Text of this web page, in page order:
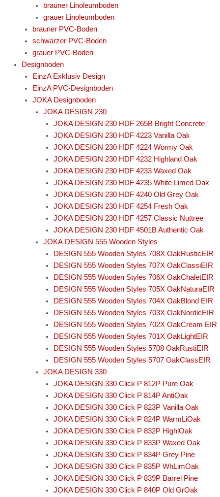
brauner Linoleumboden
grauer Linoleumboden
brauner PVC-Boden
schwarzer PVC-Boden
grauer PVC-Boden
Designboden
EinzA Exklusiv Design
EinzA PVC-Designboden
JOKA Designboden
JOKA DESIGN 230
JOKA DESIGN 230 HDF 265B Bright Concrete
JOKA DESIGN 230 HDF 4223 Vanilla Oak
JOKA DESIGN 230 HDF 4224 Wormy Oak
JOKA DESIGN 230 HDF 4232 Highland Oak
JOKA DESIGN 230 HDF 4233 Waxed Oak
JOKA DESIGN 230 HDF 4235 White Limed Oak
JOKA DESIGN 230 HDF 4240 Old Grey Oak
JOKA DESIGN 230 HDF 4254 Fresh Oak
JOKA DESIGN 230 HDF 4257 Classic Nuttree
JOKA DESIGN 230 HDF 4501B Authentic Oak
JOKA DESIGN 555 Wooden Styles
DESIGN 555 Wooden Styles 708X OakRusticEIR
DESIGN 555 Wooden Styles 707X OakClassiEIR
DESIGN 555 Wooden Styles 706X OakChaletEIR
DESIGN 555 Wooden Styles 705X OakNaturaEIR
DESIGN 555 Wooden Styles 704X OakBlond EIR
DESIGN 555 Wooden Styles 703X OakNordicEIR
DESIGN 555 Wooden Styles 702X OakCream EIR
DESIGN 555 Wooden Styles 701X OakLightEIR
DESIGN 555 Wooden Styles 5708 OakRustiEIR
DESIGN 555 Wooden Styles 5707 OakClassEIR
JOKA DESIGN 330
JOKA DESIGN 330 Click P 812P Pure Oak
JOKA DESIGN 330 Click P 814P AntiOak
JOKA DESIGN 330 Click P 823P Vanilla Oak
JOKA DESIGN 330 Click P 824P WarmLiOak
JOKA DESIGN 330 Click P 832P HighlOak
JOKA DESIGN 330 Click P 833P Waxed Oak
JOKA DESIGN 330 Click P 834P Grey Pine
JOKA DESIGN 330 Click P 835P WhLimOak
JOKA DESIGN 330 Click P 839P Barrel Pine
JOKA DESIGN 330 Click P 840P Old GrOak